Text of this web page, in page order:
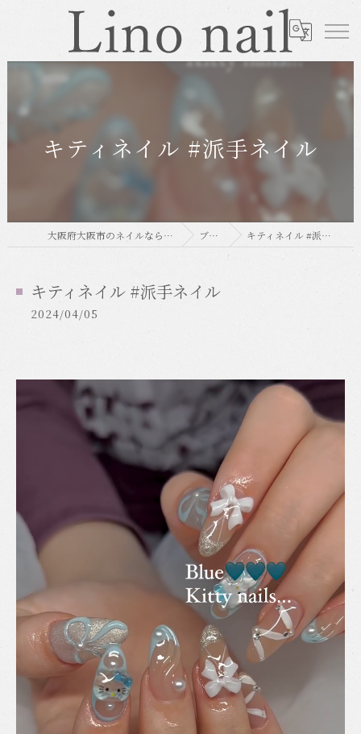
キティネイル #派手ネイル
大阪府大阪市のネイルならLino nail ブログ キティネイル #派手ネイル
キティネイル #派手ネイル
2024/04/05